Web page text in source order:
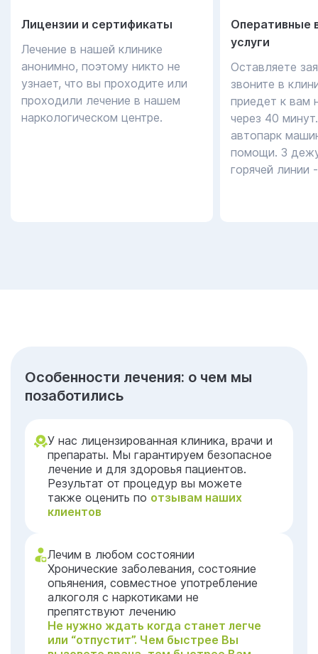
Лицензии и сертификаты
Лечение в нашей клинике
анонимно, поэтому никто не
узнает, что вы проходите или
проходили лечение в нашем
наркологическом центре.
Оперативные
услуги
Оставляете
звоните в
приедет к вам
через 40
автопарк
помощи. 3
горячей линии
Особенности лечения: о чем мы
позаботились
У нас лицензированная клиника, врачи и
препараты. Мы гарантируем безопасное
лечение и для здоровья пациентов.
Результат от процедур вы можете
также оценить по отзывам наших
клиентов
Лечим в любом состоянии
Хронические заболевания, состояние
опьянения, совместное употребление
алкоголя с наркотиками не
препятствуют лечению
Не нужно ждать когда станет легче
или “отпустит”. Чем быстрее Вы